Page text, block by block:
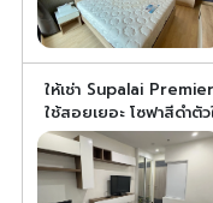
ให้เช่า Supalai
ใช้สอยเยอะ โซฟาสีดำ